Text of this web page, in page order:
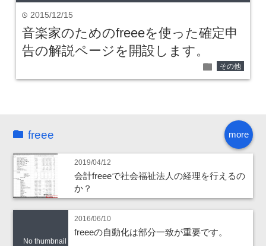
time 2015/12/15
音楽家のためのfreeeを使った確定申
告の解説ページを開設します。
folder その他
more
freee
2019/04/12
会計freeeで社会福祉法人の経理を行えるの
か？
No thumbnail
2016/06/10
freeeの自動化は部分一致が重要です。